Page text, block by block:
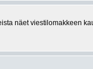
näet viestilomakkeen